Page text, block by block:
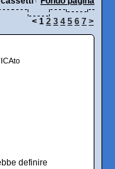
< 1 2 3 4 5 6 7 >
definire